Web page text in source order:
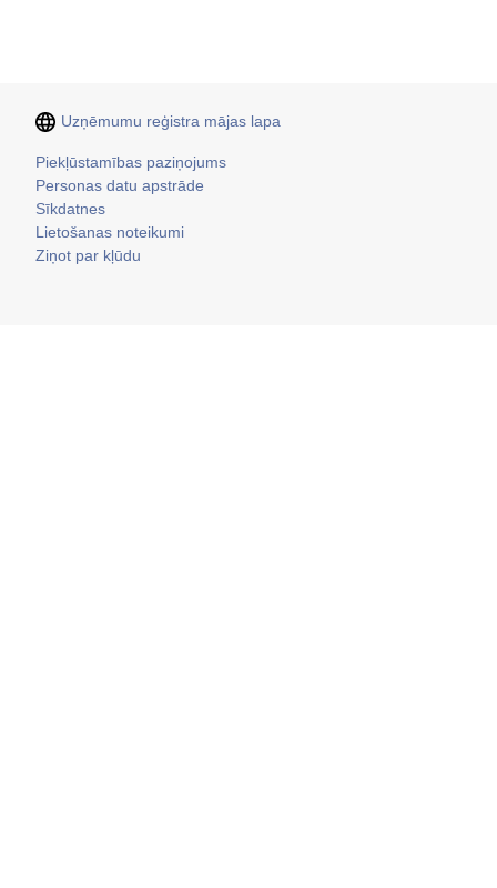
Uzņēmumu reģistra mājas lapa
Kājene
Piekļūstamības paziņojums
Personas datu apstrāde
Sīkdatnes
Lietošanas noteikumi
Ziņot par kļūdu